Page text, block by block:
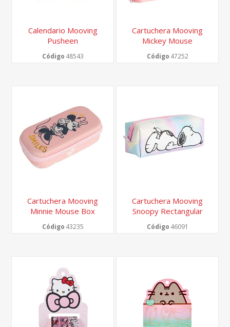
Calendario Mooving
Pusheen
Código 48543
Cartuchera Mooving
Mickey Mouse
Rectangular Slim
Código 47252
Cartuchera Mooving
Minnie Mouse Box
Código 43235
Cartuchera Mooving
Snoopy Rectangular
Código 46091